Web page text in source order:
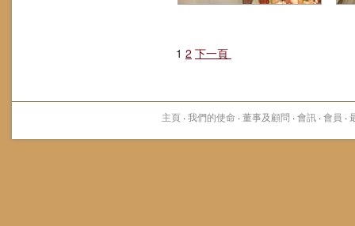
1 2 下一頁
主頁·我們的使命 ·董事及顧問 ·會訊·會員 ·